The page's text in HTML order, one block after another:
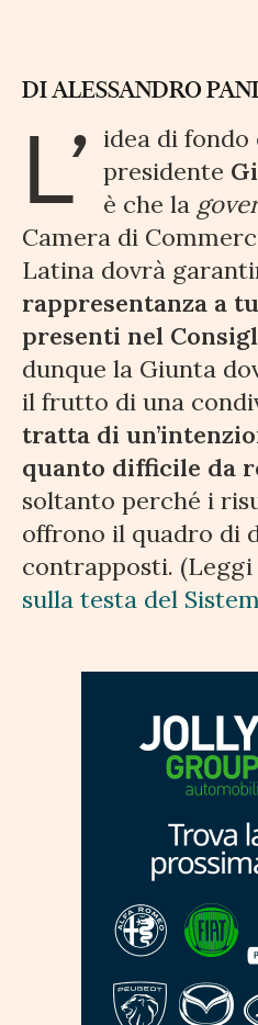
DI ALESSANDRO
L’ idea di fondo
presidente
è che la
Camera di
Latina dovrà
rappresentanza a
presenti nel
dunque la Giunta
il frutto di una
tratta di
quanto difficile da
soltanto perché i
offrono il quadro di
contrapposti.
sulla testa del